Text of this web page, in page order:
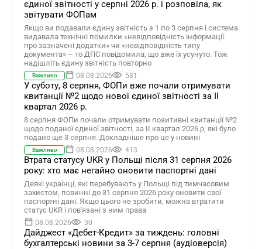
єдиної звітності у серпні 2026 р. і розповіла, як
звітувати ФОПам
Якщо ви подавали єдину звітність з 1 по 3 серпня і система
видавала технічні помилки «невідповідність інформації
про зазначені додатки» чи «невідповідність типу
документа» – то ДПС повідомила, що вже їх усунуто. Тож
надішліть єдину звітність повторно
Важливо 08.08.2026 581
У суботу, 8 серпня, ФОПи вже почали отримувати
квитанції №2 щодо нової єдиної звітності за ІІ
квартал 2026 р.
8 серпня ФОПи почали отримувати позитивні квитанції №2
щодо поданої єдиної звітності, за ІІ квартал 2026 р, які було
подано ще 3 серпня. Докладніше про це у новині
Важливо 08.08.2026 413
Втрата статусу UKR у Польщі після 31 серпня 2026
року: хто має негайно оновити паспортні дані
Деякі українці, які перебувають у Польщі під тимчасовим
захистом, повинні до 31 серпня 2026 року оновити свої
паспортні дані. Якщо цього не зробити, можна втратити
статус UKR і пов'язані з ним права
08.08.2026 30
Дайджест «Дебет-Кредит» за тиждень: головні
бухгалтерські новини за 3-7 серпня (аудіоверсія)